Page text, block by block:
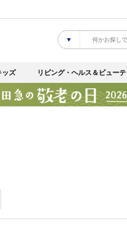
ッズ リビング・ヘルス＆ビュー